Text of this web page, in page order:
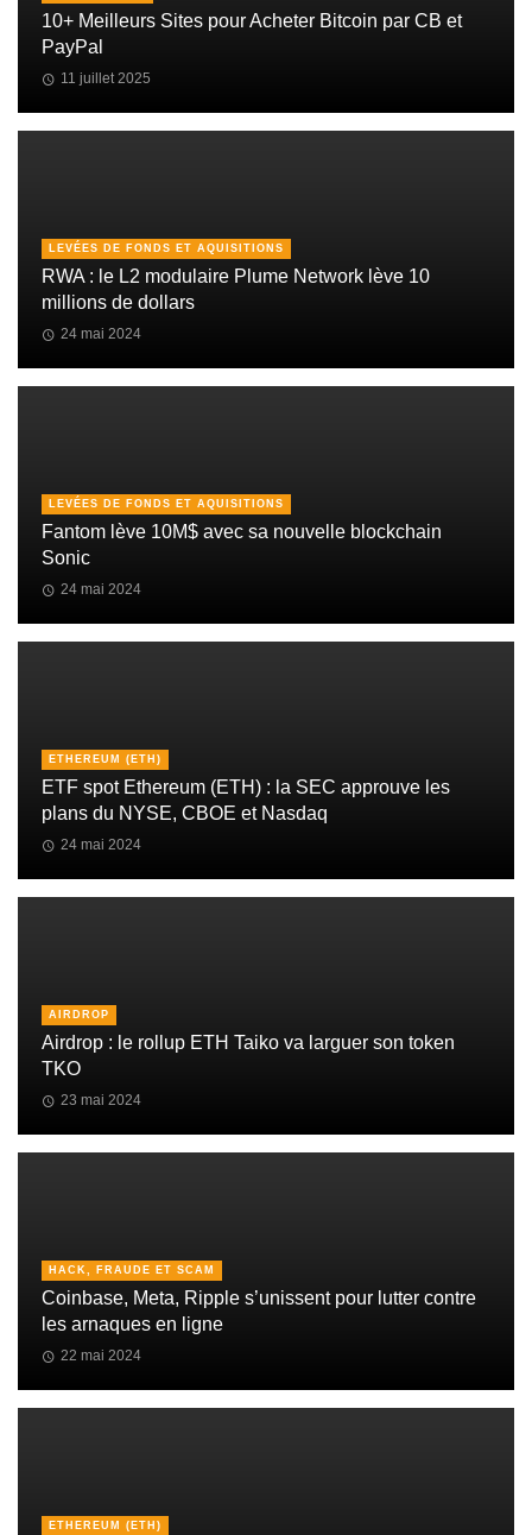
10+ Meilleurs Sites pour Acheter Bitcoin par CB et
PayPal
11 juillet 2025
LEVÉES DE FONDS ET AQUISITIONS
RWA : le L2 modulaire Plume Network lève 10
millions de dollars
24 mai 2024
LEVÉES DE FONDS ET AQUISITIONS
Fantom lève 10M$ avec sa nouvelle blockchain
Sonic
24 mai 2024
ETHEREUM (ETH)
ETF spot Ethereum (ETH) : la SEC approuve les
plans du NYSE, CBOE et Nasdaq
24 mai 2024
AIRDROP
Airdrop : le rollup ETH Taiko va larguer son token
TKO
23 mai 2024
HACK, FRAUDE ET SCAM
Coinbase, Meta, Ripple s’unissent pour lutter contre
les arnaques en ligne
22 mai 2024
ETHEREUM (ETH)